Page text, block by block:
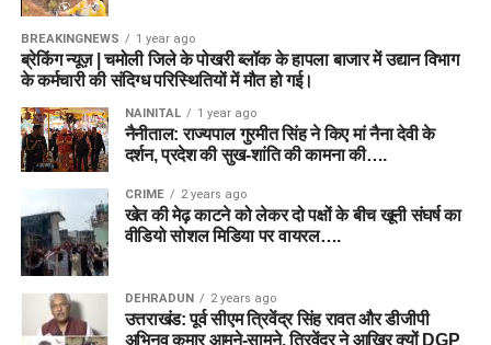
श्रेणी (Category)
सामान्य वर्ग (General), ओबीसी
₹100
अनुसूचित जाति (SC), अनुसूचित
जनजाति (ST)
₹0 (निःशुल्क)
दिव्यांगजन (PwD) और सभी महिला
उम्मीदवार
DSSSB Recruitment 2026 के लिए
BREAKINGNEWS 1 year ago
ब्रेकिंग न्यूज़ | चमोली जिले के पोखरी ब्लॉक के हापला बाजार में उद्यान विभाग
के कर्मचारी की संदिग्ध परिस्थितियों में मौत हो गई।
NAINITAL 1 year ago
नैनीताल: राज्यपाल गुरमीत सिंह ने किए मां नैना देवी के
दर्शन, प्रदेश की सुख-शांति की कामना की….
CRIME 2 years ago
खेत की मेढ़ काटने को लेकर दो पक्षों के बीच खूनी संघर्ष का
वीडियो सोशल मिडिया पर वायरल….
DEHRADUN 2 years ago
उत्तराखंड: पूर्व सीएम त्रिवेंद्र सिंह रावत और डीजीपी
अभिनव कुमार आमने-सामने, त्रिवेंद्र ने आखिर क्यों DGP